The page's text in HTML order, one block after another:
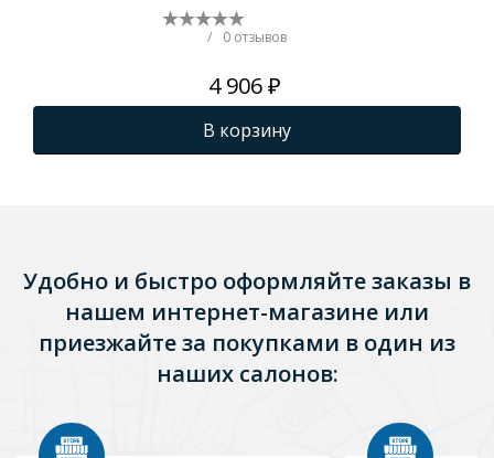
/ 0 отзывов
4 906 ₽
В корзину
Удобно и быстро оформляйте заказы в
нашем интернет-магазине или
приезжайте за покупками в один из
наших салонов: